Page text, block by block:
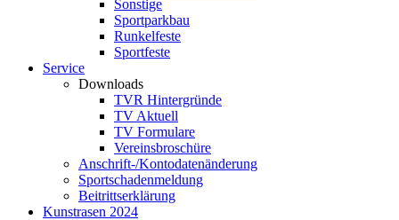
Sonstige
Sportparkbau
Runkelfeste
Sportfeste
Service
Downloads
TVR Hintergründe
TV Aktuell
TV Formulare
Vereinsbroschüre
Anschrift-/Kontodatenänderung
Sportschadenmeldung
Beitrittserklärung
Kunstrasen 2024